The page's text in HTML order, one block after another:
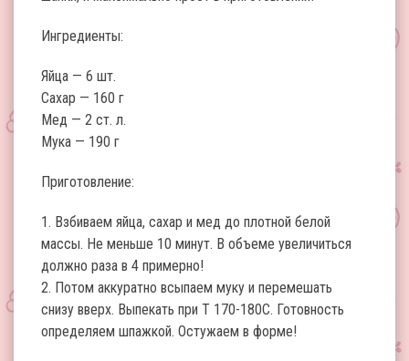
Ингредиенты:
Яйца — 6 шт.
Сахар — 160 г
Мед — 2 ст. л.
Мука — 190 г
Приготовление:
1. Взбиваем яйца, сахар и мед до плотной белой
массы. Не меньше 10 минут. В объеме увеличиться
должно раза в 4 примерно!
2. Потом аккуратно всыпаем муку и перемешать
снизу вверх. Выпекать при Т 170-180С. Готовность
определяем шпажкой. Остужаем в форме!